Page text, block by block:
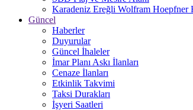
Karadeniz Ereğli Wolfram Hoepfner
Güncel
Haberler
Duyurular
Güncel İhaleler
İmar Planı Askı İlanları
Cenaze İlanları
Etkinlik Takvimi
Taksi Durakları
İşyeri Saatleri